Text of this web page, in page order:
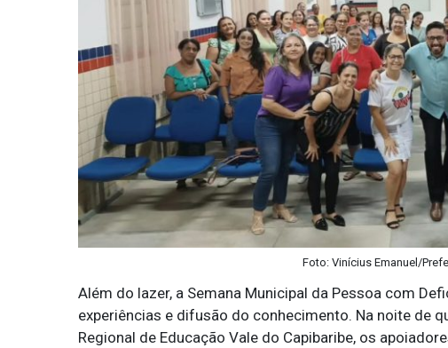
Foto: Vinícius Emanuel/
Além do lazer, a Semana Municipal da Pessoa com
experiências e difusão do conhecimento. Na noite de
Regional de Educação Vale do Capibaribe, os